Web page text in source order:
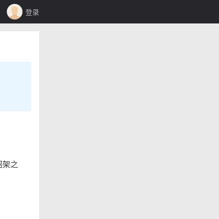
登录
架之